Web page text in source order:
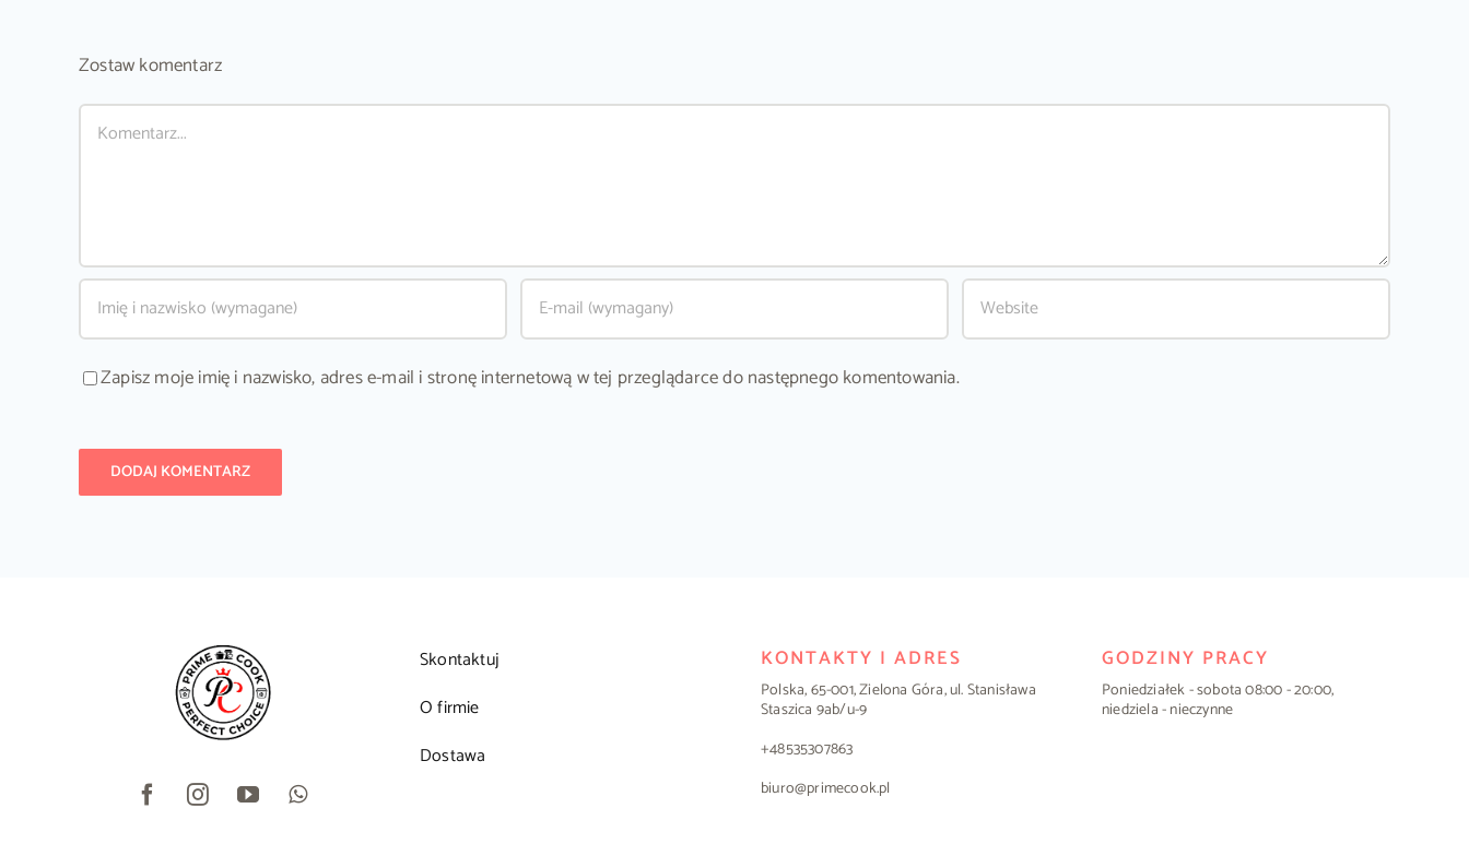
Zostaw komentarz
Comment
Zapisz moje imię i nazwisko, adres e-mail i stronę internetową w tej przeglądarce do następnego komentowania.
Skontaktuj
O firmie
Dostawa
KONTAKTY I ADRES
Polska, 65-001, Zielona Góra, ul. Stanisława
Staszica 9ab/u-9
+48535307863
biuro@primecook.pl
GODZINY PRACY
Poniedziałek - sobota 08:00 - 20:00,
niedziela - nieczynne